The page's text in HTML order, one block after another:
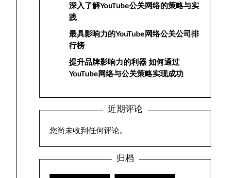
深入了解YouTube公关网络的策略与实
践
最具影响力的YouTube网络公关公司排
行榜
提升品牌影响力的利器 如何通过
YouTube网络与公关策略实现成功
近期评论
您尚未收到任何评论。
归档